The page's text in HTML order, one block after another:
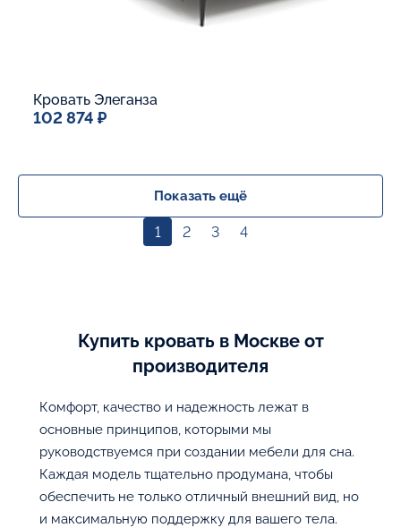
Кровать Элеганза
102 874 ₽
В корзину
Показать ещё
1 2 3 4
Купить кровать в Москве от
производителя
Комфорт, качество и надежность лежат в
основные принципов, которыми мы
руководствуемся при создании мебели для сна.
Каждая модель тщательно продумана, чтобы
обеспечить не только отличный внешний вид, но
и максимальную поддержку для вашего тела.